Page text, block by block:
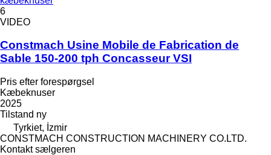
6
VIDEO
Constmach Usine Mobile de Fabrication de
Sable 150-200 tph Concasseur VSI
Pris efter forespørgsel
Kæbeknuser
2025
Tilstand ny
Tyrkiet, İzmir
CONSTMACH CONSTRUCTION MACHINERY CO.LTD.
Kontakt sælgeren